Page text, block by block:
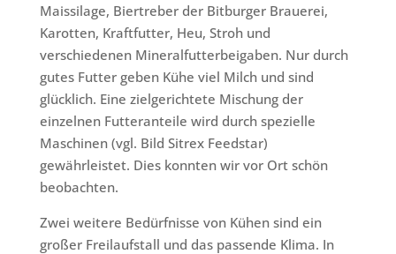
Maissilage, Biertreber der Bitburger Brauerei,
Karotten, Kraftfutter, Heu, Stroh und
verschiedenen Mineralfutterbeigaben. Nur durch
gutes Futter geben Kühe viel Milch und sind
glücklich. Eine zielgerichtete Mischung der
einzelnen Futteranteile wird durch spezielle
Maschinen (vgl. Bild Sitrex Feedstar)
gewährleistet. Dies konnten wir vor Ort schön
beobachten.
Zwei weitere Bedürfnisse von Kühen sind ein
großer Freilaufstall und das passende Klima. In